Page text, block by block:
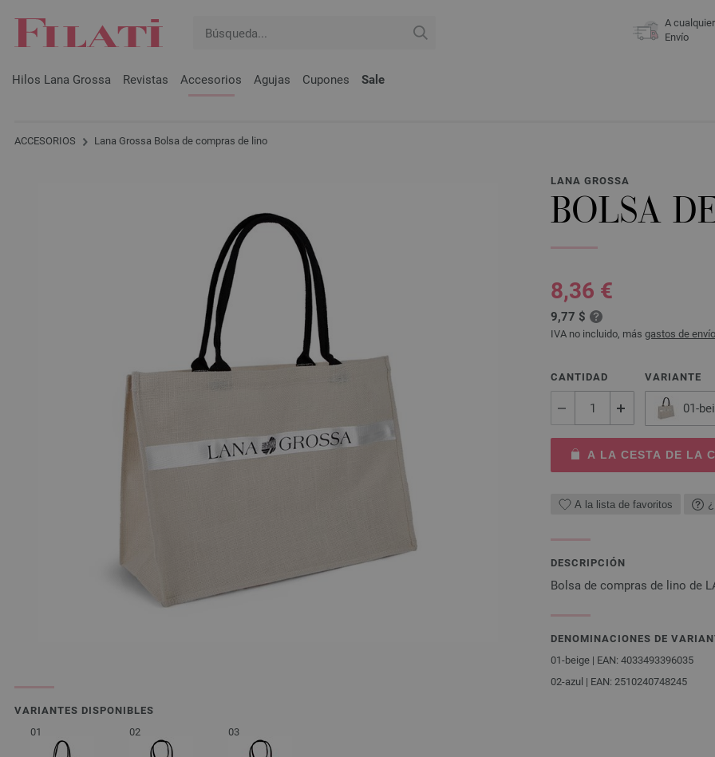
A
Envío
Hilos Lana Grossa Revistas Accesorios Agujas Cupones Sale
ACCESORIOS Lana Grossa Bolsa de compras de lino
VARIANTES DISPONIBLES
01
02 03
LANA GROSSA
BOLSA
8,36 €
9,77 $
IVA no incluido, más gastos de envío
CANTIDAD VARIANTE
01-
A LA CESTA DE LA
A la lista de favoritos
DESCRIPCIÓN
Bolsa de compras de lino de
DENOMINACIONES DE
01-beige | EAN: 4033493396035
02-azul | EAN: 2510240748245